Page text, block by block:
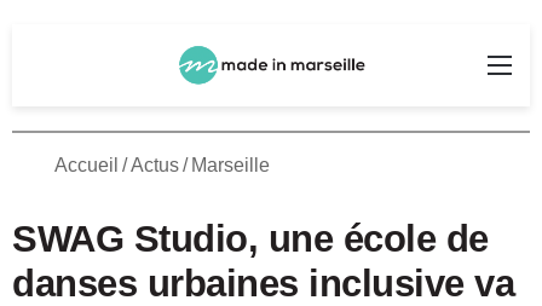
Accueil /Actus/ Marseille
SWAG Studio, une école de
danses urbaines inclusive va